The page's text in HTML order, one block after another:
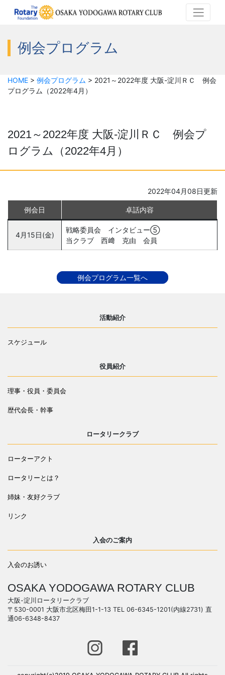
例会プログラム
HOME > 例会プログラム > 2021～2022年度 大阪-淀川ＲＣ 例会
プログラム（2022年4月）
2021～2022年度 大阪-淀川ＲＣ 例会プ
ログラム（2022年4月）
2022年04月08日更新
例会日 卓話内容
4月15日(金)
戦略委員会 インタビュー⑤
当クラブ 西﨑 克由 会員
例会プログラム一覧へ
活動紹介
スケジュール
役員紹介
理事・役員・委員会
歴代会長・幹事
ロータリークラブ
ローターアクト
ロータリーとは？
姉妹・友好クラブ
リンク
入会のご案内
入会のお誘い
OSAKA YODOGAWA ROTARY CLUB
大阪-淀川ロータリークラブ
〒530-0001 大阪市北区梅田1-1-13 TEL 06-6345-1201(内線2731) 直
通06-6348-8437